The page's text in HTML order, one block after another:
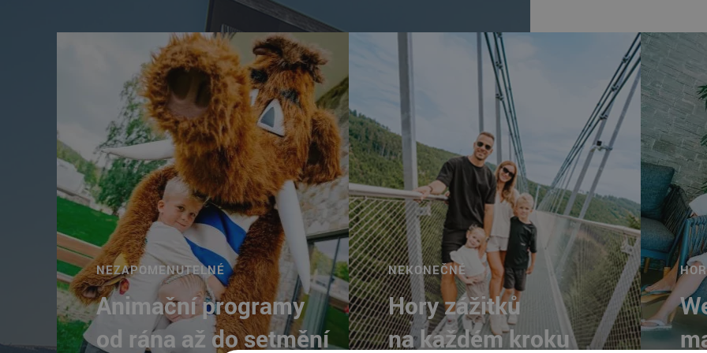
NEZAPOMENUTELNÉ
Animační programy
od rána až do setmění
NEKONEČNÉ
Hory zážitků
na každém kroku